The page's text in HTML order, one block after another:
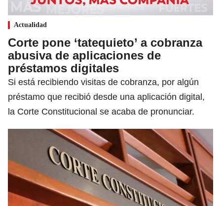
Actualidad
Corte pone ‘tatequieto’ a cobranza
abusiva de aplicaciones de
préstamos digitales
Si está recibiendo visitas de cobranza, por algún
préstamo que recibió desde una aplicación digital,
la Corte Constitucional se acaba de pronunciar.